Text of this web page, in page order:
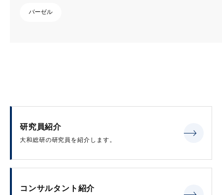
バーゼル
研究員紹介
大和総研の研究員を紹介します。
コンサルタント紹介